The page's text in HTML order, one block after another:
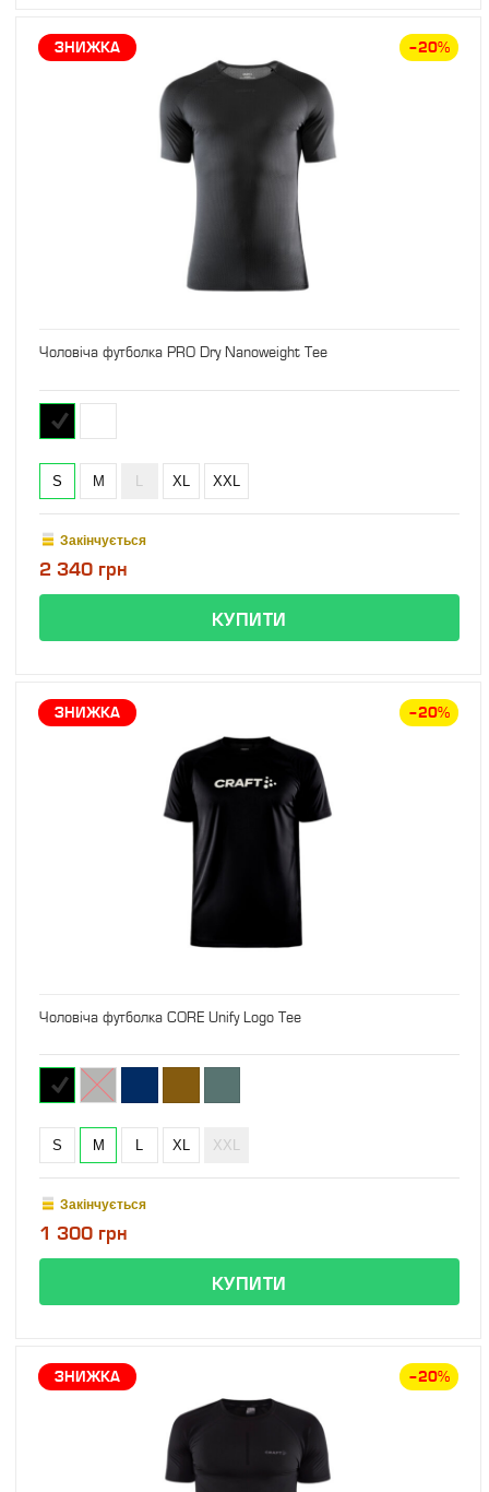
ЗНИЖКА –20%
Чоловіча футболка PRO Dry Nanoweight Tee
S M L XL XXL
Закінчується
2 340 грн
ЗНИЖКА –20%
Чоловіча футболка CORE Unify Logo Tee
S M L XL XXL
Закінчується
1 300 грн
ЗНИЖКА –20%